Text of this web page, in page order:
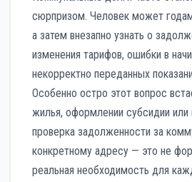
сюрпризом. Человек может
а затем внезапно узнать о
изменения тарифов, ошибки в
некорректно переданных
Особенно остро этот вопрос
жилья, оформлении субсидии
проверка задолженности за
конкретному адресу — это не
реальная необходимость для